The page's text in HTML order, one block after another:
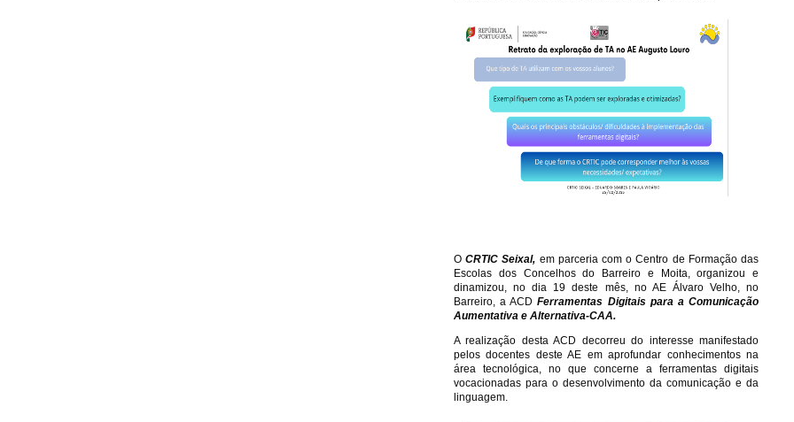
OCRTIC Seixal, em parceria com o Centro de Formação das
Escolas dos Concelhos do Barreiro e Moita, organizou e
dinamizou, no dia 19 deste mês, no AE Álvaro Velho, no
Barreiro, a ACDFerramentas Digitais para a Comunicação
Aumentativa e Alternativa-CAA.
A realização desta ACD decorreu do interesse manifestado
pelos docentes deste AE em aprofundar conhecimentos na
área tecnológica, no que concerne a ferramentas digitais
vocacionadas para o desenvolvimento da comunicação e da
linguagem.